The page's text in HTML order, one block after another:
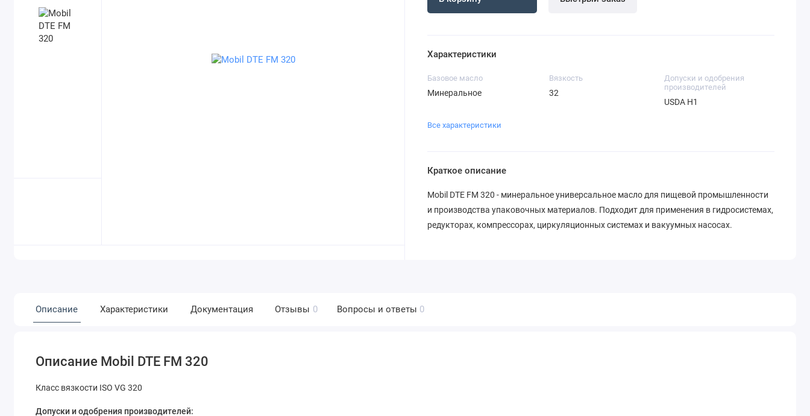
Характеристики
Базовое масло
Минеральное
Вязкость
32
Допуски и одобрения
производителей
USDA H1
Все характеристики
Краткое описание
Mobil DTE FM 320 - минеральное универсальное масло для пищевой промышленности
и производства упаковочных материалов. Подходит для применения в гидросистемах,
редукторах, компрессорах, циркуляционных системах и вакуумных насосах.
Описание Характеристики Документация Отзывы 0 Вопросы и ответы 0
Описание Mobil DTE FM 320
Класс вязкости ISO VG 320
Допуски и одобрения производителей: